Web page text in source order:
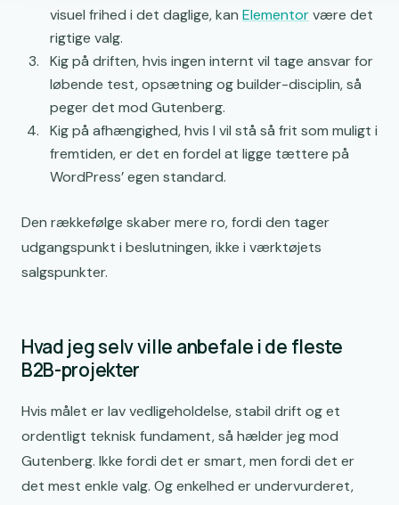
visuel frihed i det daglige, kan Elementorvære det
rigtige valg.
Kig på driften, hvis ingen internt vil tage ansvar for
løbende test, opsætning og builder-disciplin, så
peger det mod Gutenberg.
Kig på afhængighed, hvis I vil stå så frit som muligt i
fremtiden, er det en fordel at ligge tættere på
WordPress’ egen standard.
Den rækkefølge skaber mere ro, fordi den tager
udgangspunkt i beslutningen, ikke i værktøjets
salgspunkter.
Hvad jeg selv ville anbefale i de fleste
B2B-projekter
Hvis målet er lav vedligeholdelse, stabil drift og et
ordentligt teknisk fundament, så hælder jeg mod
Gutenberg. Ikke fordi det er smart, men fordi det er
det mest enkle valg. Og enkelhed er undervurderet,